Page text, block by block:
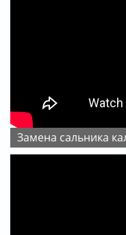
Замена сальника